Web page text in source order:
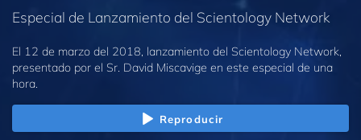
Especial de Lanzamiento del Scientology Network
El 12 de marzo del 2018, lanzamiento del Scientology Network,
presentado por el Sr. David Miscavige en este especial de una
hora.
Reproducir